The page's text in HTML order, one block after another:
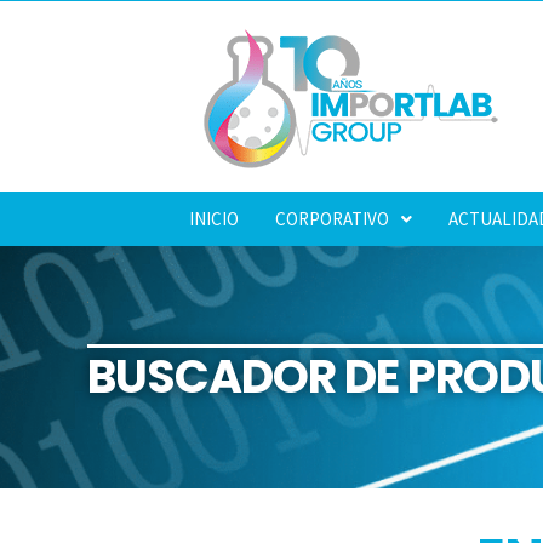
INICIO CORPORATIVO
BUSCADOR DE